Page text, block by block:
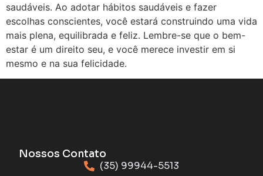
saudáveis. Ao adotar hábitos saudáveis e fazer
escolhas conscientes, você estará construindo uma vida
mais plena, equilibrada e feliz. Lembre-se que o bem-
estar é um direito seu, e você merece investir em si
mesmo e na sua felicidade.
Nossos Contato
(35) 99944-5513